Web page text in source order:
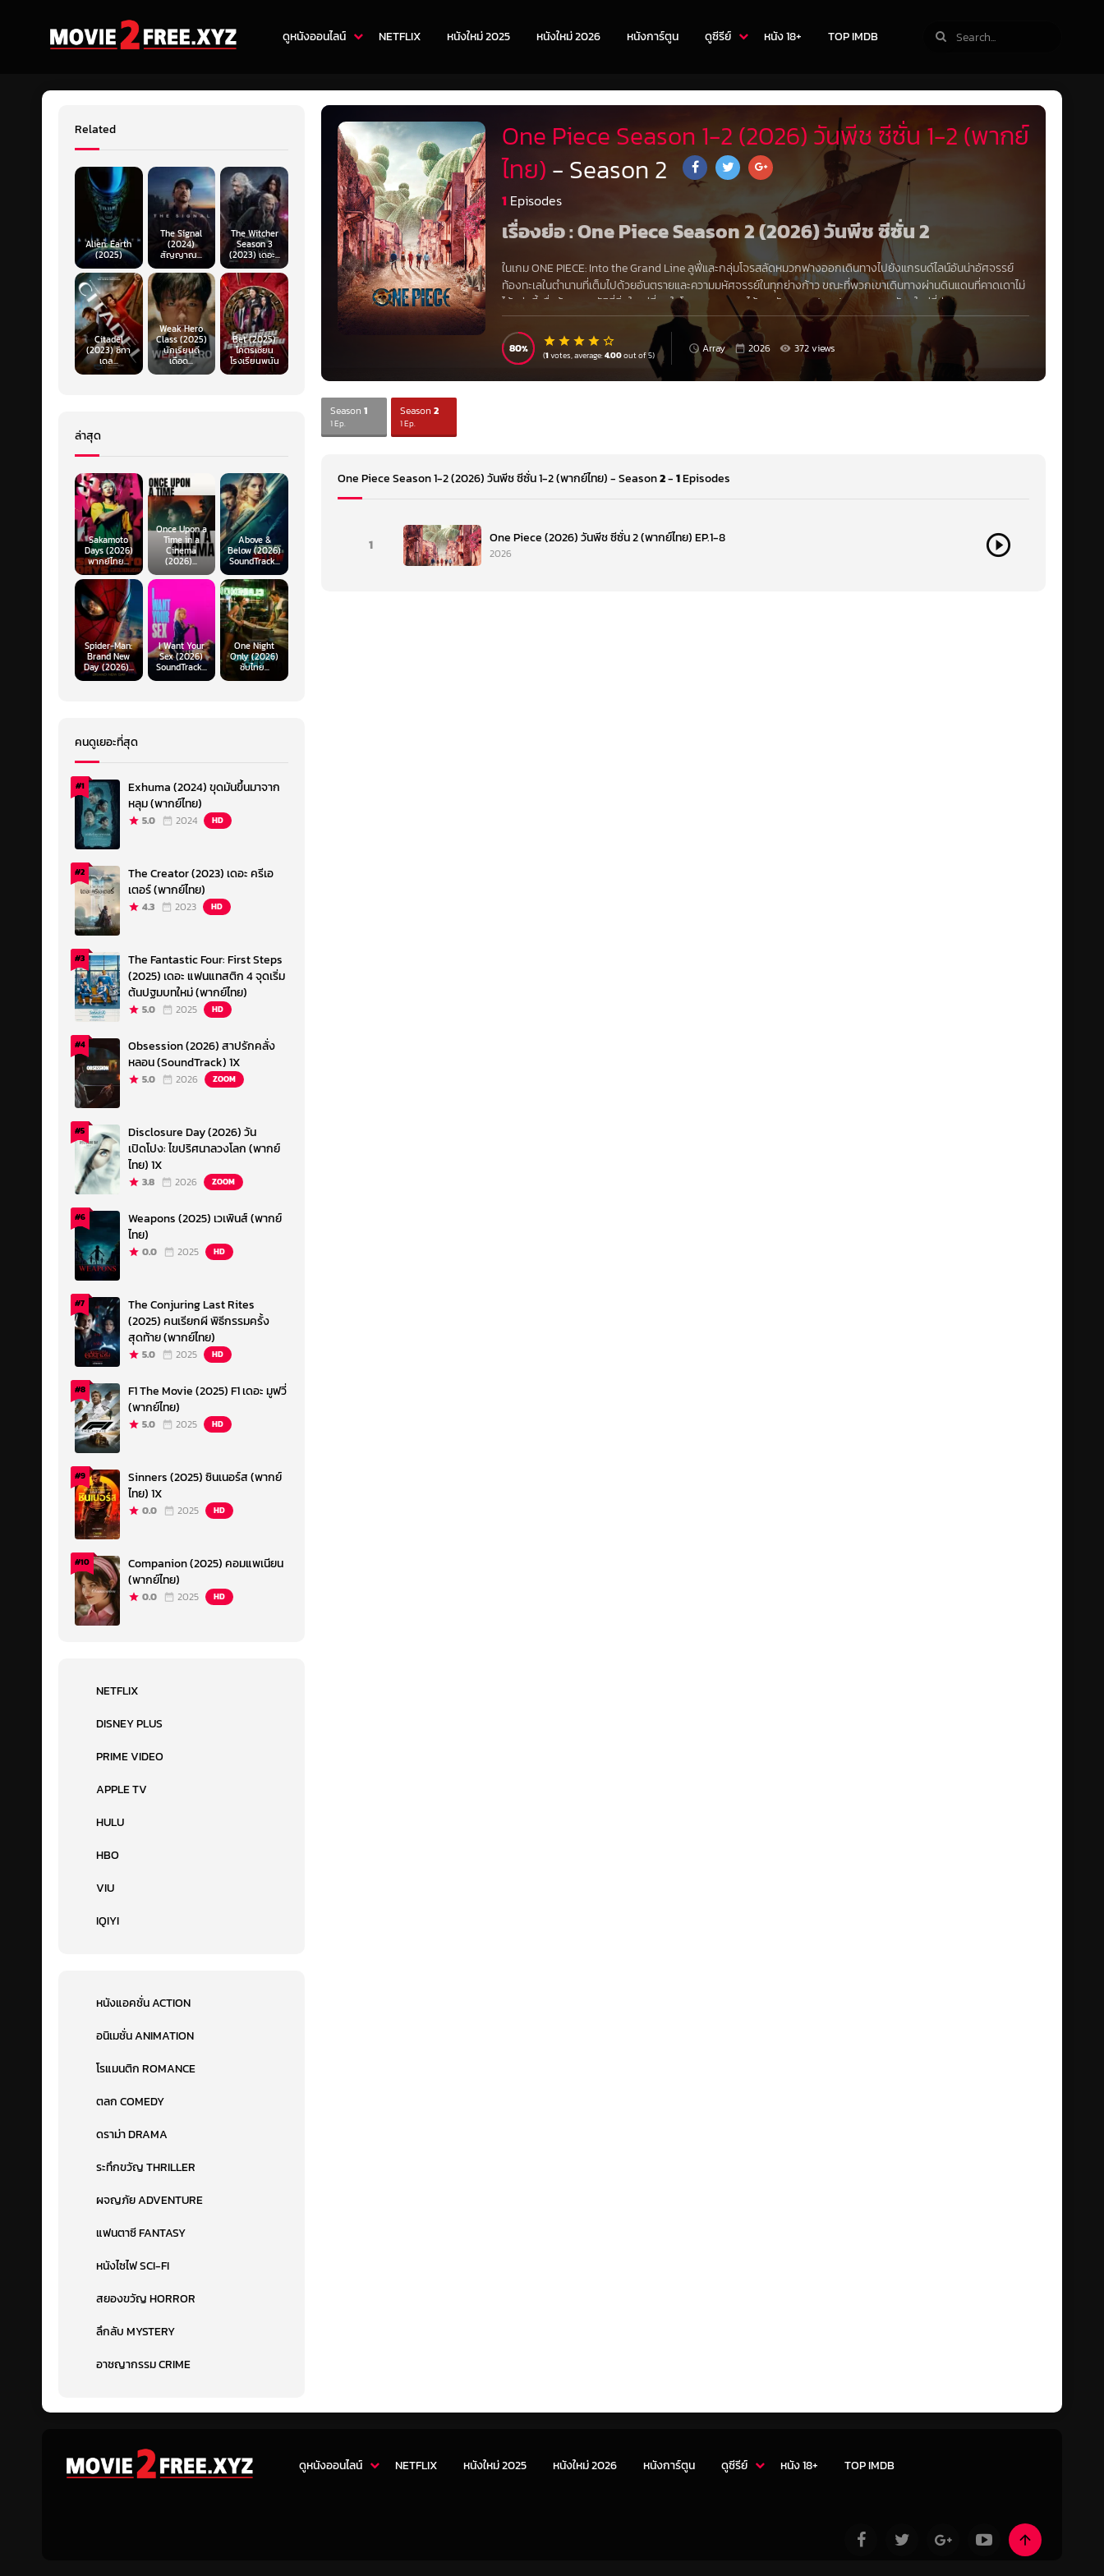
ดูหนังออนไลน์ NETFLIX หนังใหม่ 2025 หนังใหม่ 2026 หนังการ์ตูน ดูซีรีย์ หนัง 18+ TOP IMDB
One Piece Season 1-2 (2026) วันพีช ซีซั่น 1-2 (พากย์
ไทย) - Season 2
1 Episodes
เรื่องย่อ : One Piece Season 2 (2026) วันพีช ซีซั่น 2
ในเกม ONE PIECE: Into the Grand Line ลูฟี่และกลุ่มโจรสลัดหมวกฟางออกเดินทางไปยังแกรนด์ไลน์อันน่าอัศจรรย์
ท้องทะเลในตำนานที่เต็มไปด้วยอันตรายและความมหัศจรรย์ในทุกย่างก้าว ขณะที่พวกเขาเดินทางผ่านดินแดนที่คาดเดาไม่
ได้แห่งนี้เพื่อค้นหาสมบัติที่ยิ่งใหญ่ที่สุดในโลก พวกเขาจะได้พบกับเกาะแปลกประหลาดและศัตรูใหม่ที่น่าเกรงขามมากมาย
80 (1votes, average:4.00out of 5) Array 2026 372 views
Season1
1 Ep.
Season2
1 Ep.
One Piece Season 1-2 (2026) วันพีช ซีซั่น 1-2 (พากย์ไทย) - Season2-1Episodes
1 One Piece (2026) วันพีช ซีซั่น 2 (พากย์ไทย) EP.1-8
2026
Related
Alien: Earth
(2025)
The Signal
(2024)
สัญญาณ...
The Witcher
Season 3
(2023) เดอะ...
Citadel
(2023) ซิทา
เดล...
Weak Hero
Class (2025)
นักเรียนดี
เดือด...
Bet (2025)
โคตรเซียน
โรงเรียนพนัน
ล่าสุด
Sakamoto
Days (2026)
พากย์ไทย...
Once Upon a
Time in a
Cinema
(2026)...
Above &
Below (2026)
SoundTrack...
Spider-Man:
Brand New
Day (2026)...
I Want Your
Sex (2026)
SoundTrack...
One Night
Only (2026)
ซับไทย...
คนดูเยอะที่สุด
#1
Exhuma (2024) ขุดมันขึ้นมาจาก
หลุม (พากย์ไทย)
5.0 2024 HD
#2
The Creator (2023) เดอะ ครีเอ
เตอร์ (พากย์ไทย)
4.3 2023 HD
#3
The Fantastic Four: First Steps
(2025) เดอะ แฟนแทสติก 4 จุดเริ่ม
ต้นปฐมบทใหม่ (พากย์ไทย)
5.0 2025 HD
#4
Obsession (2026) สาปรักคลั่ง
หลอน (SoundTrack) 1X
5.0 2026 ZOOM
#5
Disclosure Day (2026) วัน
เปิดโปง: ไขปริศนาลวงโลก (พากย์
ไทย) 1X
3.8 2026 ZOOM
#6
Weapons (2025) เวเพินส์ (พากย์
ไทย)
0.0 2025 HD
#7
The Conjuring Last Rites
(2025) คนเรียกผี พิธีกรรมครั้ง
สุดท้าย (พากย์ไทย)
5.0 2025 HD
#8
F1 The Movie (2025) F1 เดอะ มูฟวี่
(พากย์ไทย)
5.0 2025 HD
#9
Sinners (2025) ซินเนอร์ส (พากย์
ไทย) 1X
0.0 2025 HD
#10
Companion (2025) คอมแพเนียน
(พากย์ไทย)
0.0 2025 HD
NETFLIX
DISNEY PLUS
PRIME VIDEO
APPLE TV
HULU
HBO
VIU
IQIYI
หนังแอคชั่น ACTION
อนิเมชั่น ANIMATION
โรแมนติก ROMANCE
ตลก COMEDY
ดราม่า DRAMA
ระทึกขวัญ THRILLER
ผจญภัย ADVENTURE
แฟนตาซี FANTASY
หนังไซไฟ SCI-FI
สยองขวัญ HORROR
ลึกลับ MYSTERY
อาชญากรรม CRIME
ดูหนังออนไลน์ NETFLIX หนังใหม่ 2025 หนังใหม่ 2026 หนังการ์ตูน ดูซีรีย์ หนัง 18+ TOP IMDB